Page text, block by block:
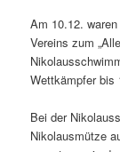
Am 10.12.
Vereins zum
Wettkämpfer bis
Bei der
Nikolausmütze